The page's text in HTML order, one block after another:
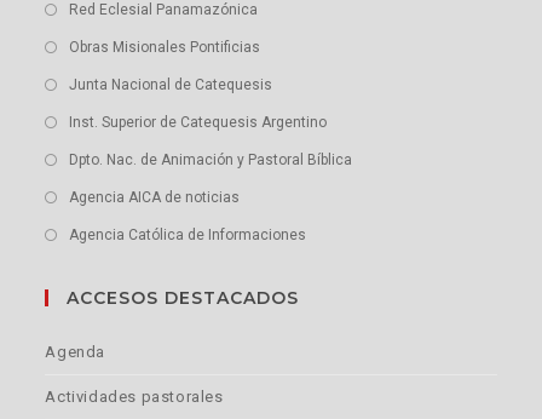
Red Eclesial Panamazónica
Obras Misionales Pontificias
Junta Nacional de Catequesis
Inst. Superior de Catequesis Argentino
Dpto. Nac. de Animación y Pastoral Bíblica
Agencia AICA de noticias
Agencia Católica de Informaciones
ACCESOS DESTACADOS
Agenda
Actividades pastorales